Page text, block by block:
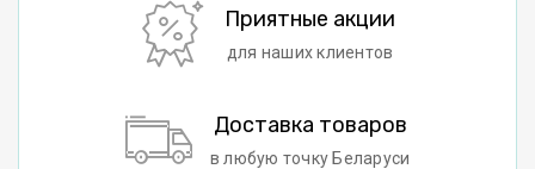
Приятные акции
для наших клиентов
Доставка товаров
в любую точку Беларуси